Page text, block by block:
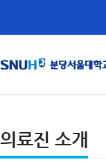
의료진 소개